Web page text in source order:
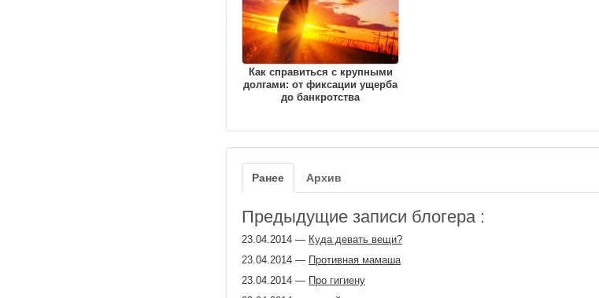
Как справиться с крупными
долгами: от фиксации ущерба
до банкротства
Ранее Архив
Предыдущие записи блогера :
23.04.2014 — Куда девать вещи?
23.04.2014 — Противная мамаша
23.04.2014 — Про гигиену